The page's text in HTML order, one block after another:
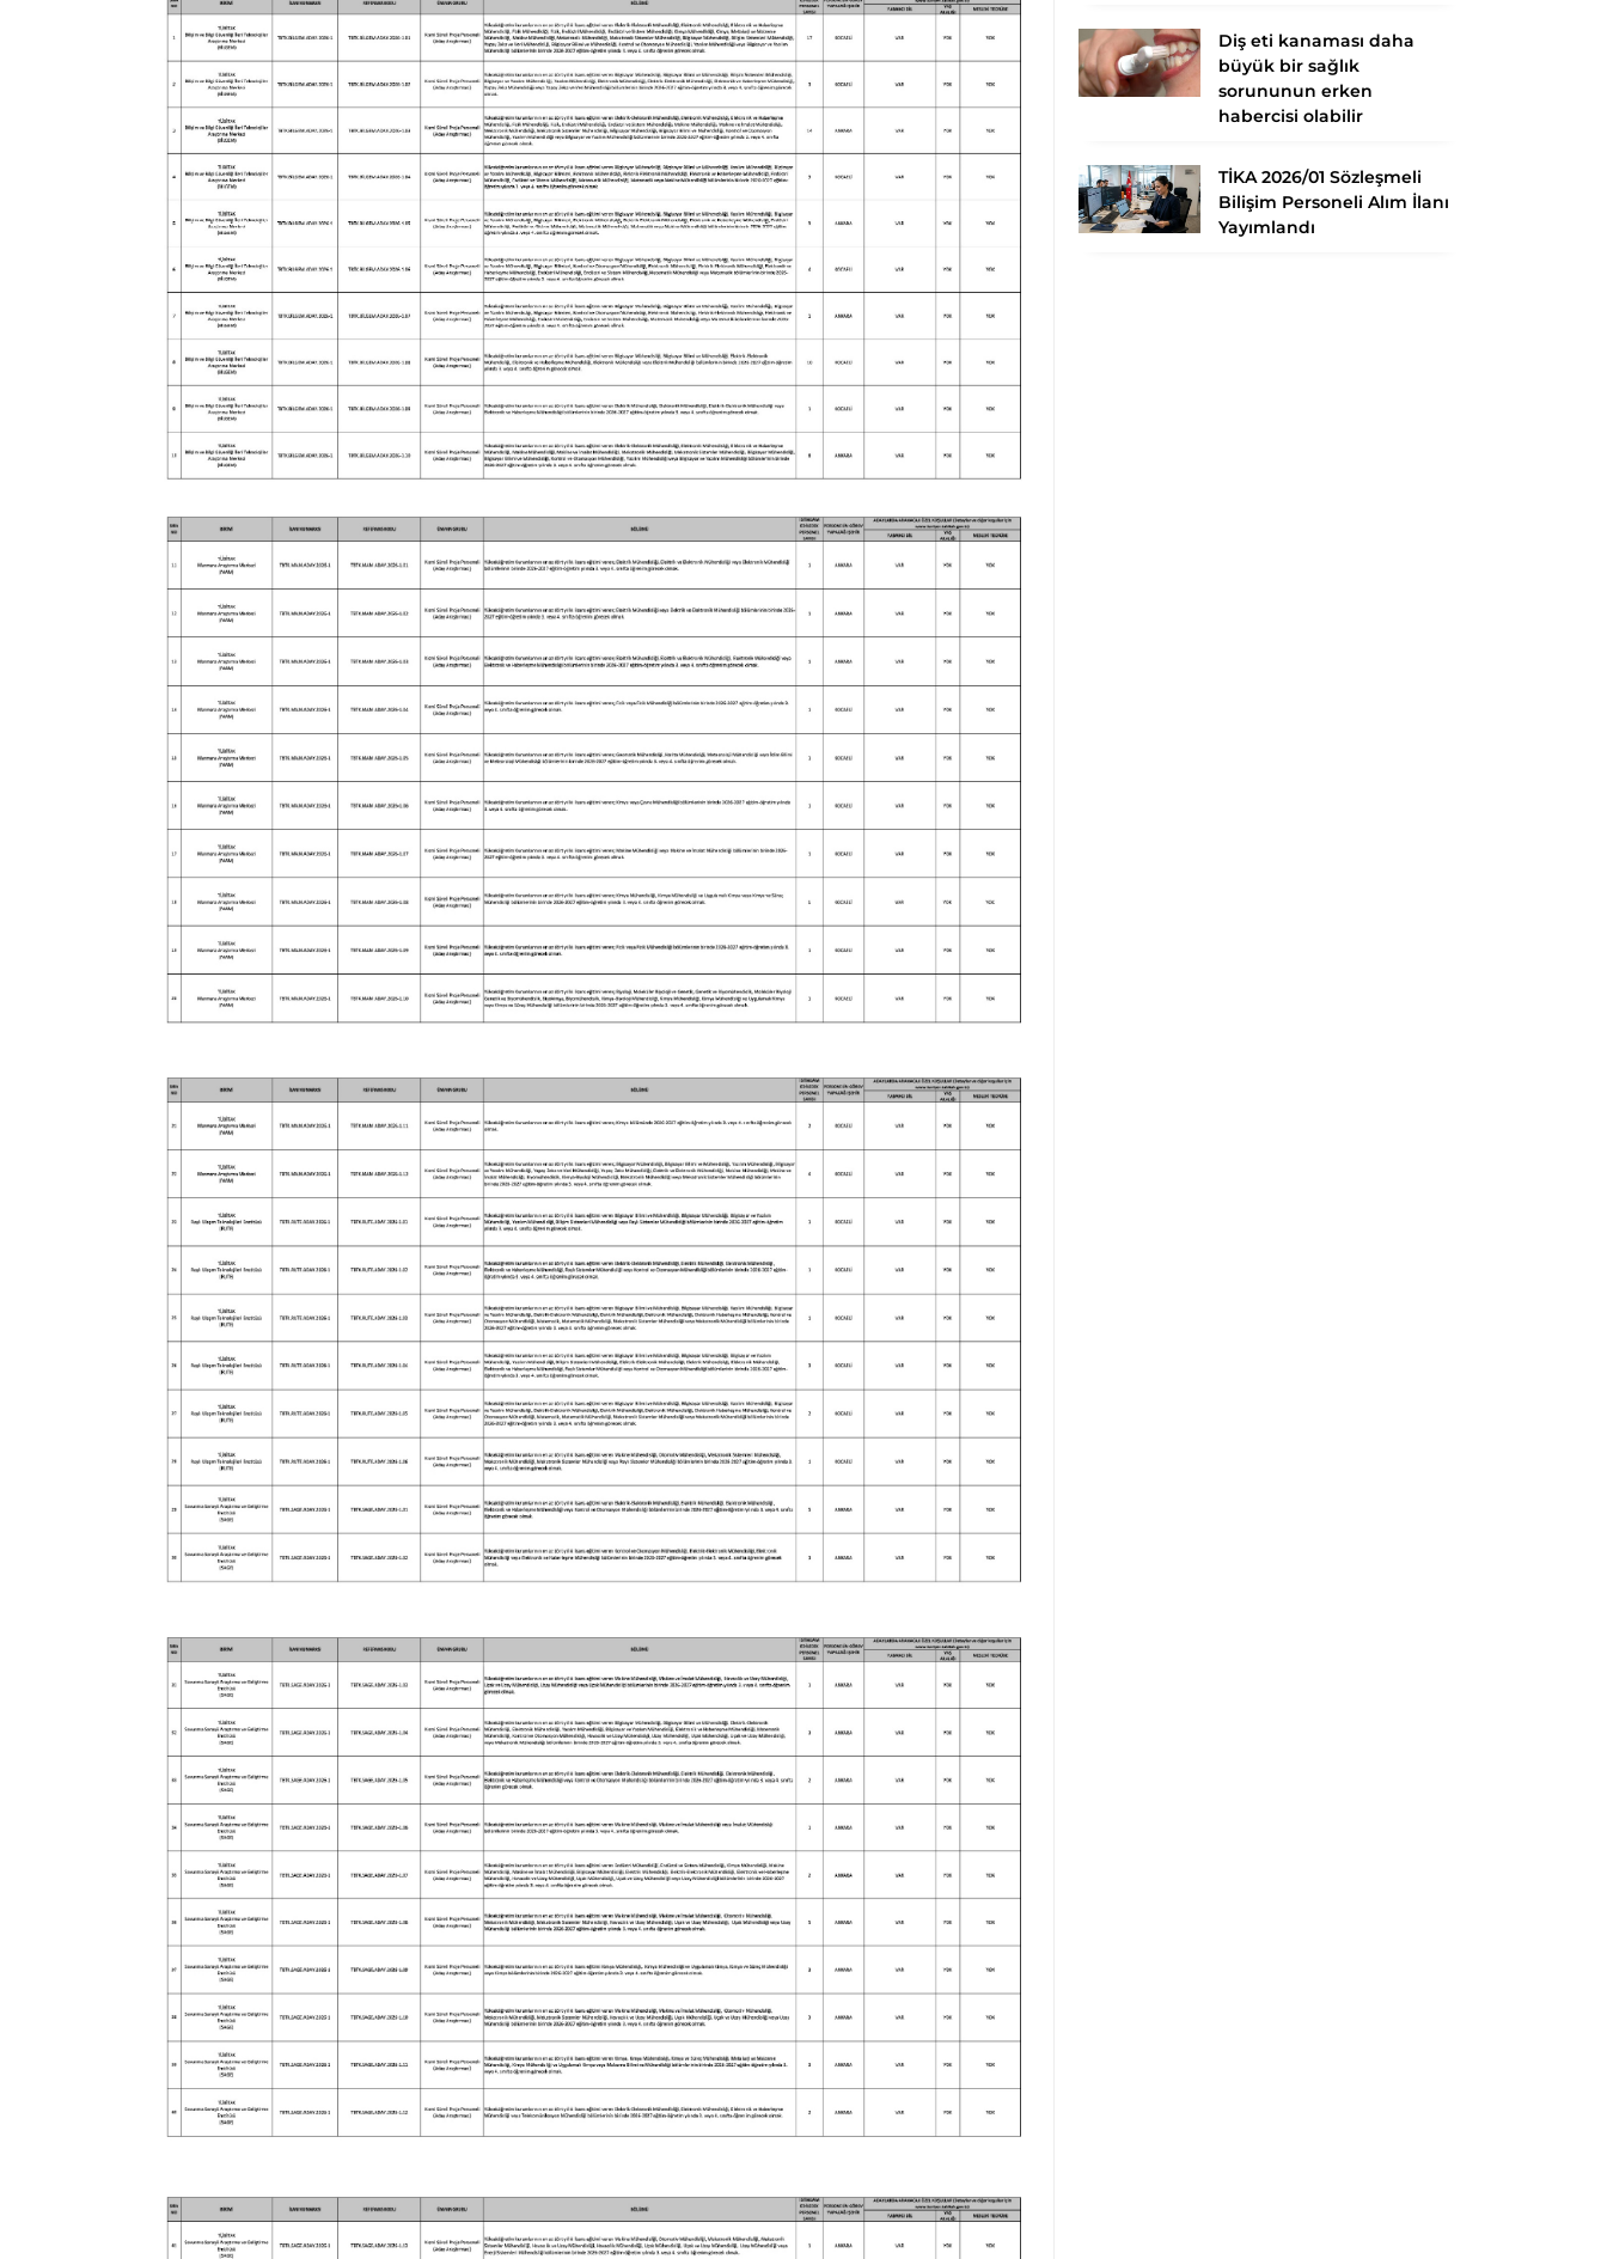
Diş eti kanaması daha
büyük bir sağlık
sorununun erken
habercisi olabilir
TİKA 2026/01 Sözleşmeli
Bilişim Personeli Alım İlanı
Yayımlandı